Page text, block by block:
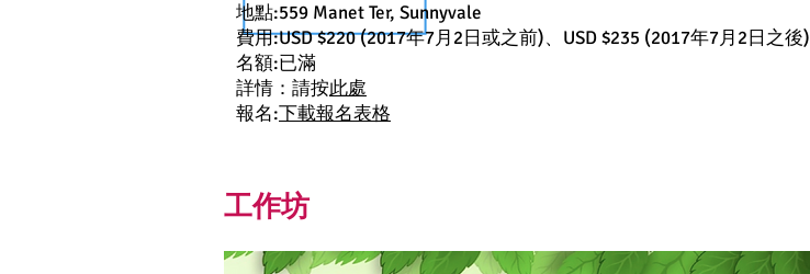
地點:559 Manet Ter, Sunnyvale
費用:USD $220 (2017年7月2日或之前)、USD $235 (2017年7月2日之後)
名額:已滿
詳情：請按此處
報名:下載報名表格
工作坊